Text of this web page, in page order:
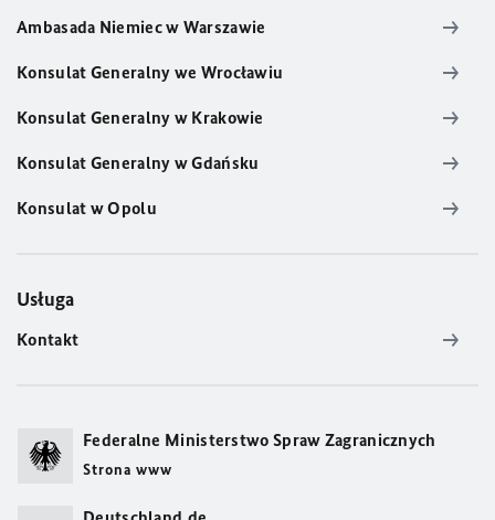
Ambasada Niemiec w Warszawie
Konsulat Generalny we Wrocławiu
Konsulat Generalny w Krakowie
Konsulat Generalny w Gdańsku
Konsulat w Opolu
Usługa
Kontakt
Federalne Ministerstwo Spraw Zagranicznych
Strona www